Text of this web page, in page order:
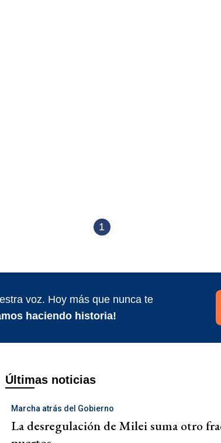
1
voz. Hoy más que nunca te
haciendo historia!
Últimas noticias
Marcha atrás del Gobierno
La desregulación de Milei suma otro